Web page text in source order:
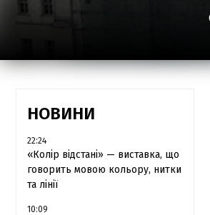
НОВИНИ
22:24
«Колір відстані» — виставка, що
говорить мовою кольору, нитки
та лінії
10:09